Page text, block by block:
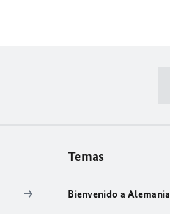
Temas
Bienvenido a Alemania